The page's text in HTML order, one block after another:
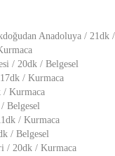
Anadoluya / 21dk
/ 20dk / Belgesel
/ Kurmaca
/ Kurmaca
Belgesel
/ Kurmaca
/ Belgesel
/ 20dk / Kurmaca